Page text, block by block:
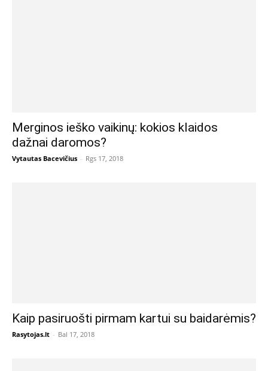
Merginos ieško vaikinų: kokios klaidos
dažnai daromos?
Vytautas Bacevičius - Rgs 17, 2018
Kaip pasiruošti pirmam kartui su baidarėmis?
Rasytojas.lt - Bal 17, 2018